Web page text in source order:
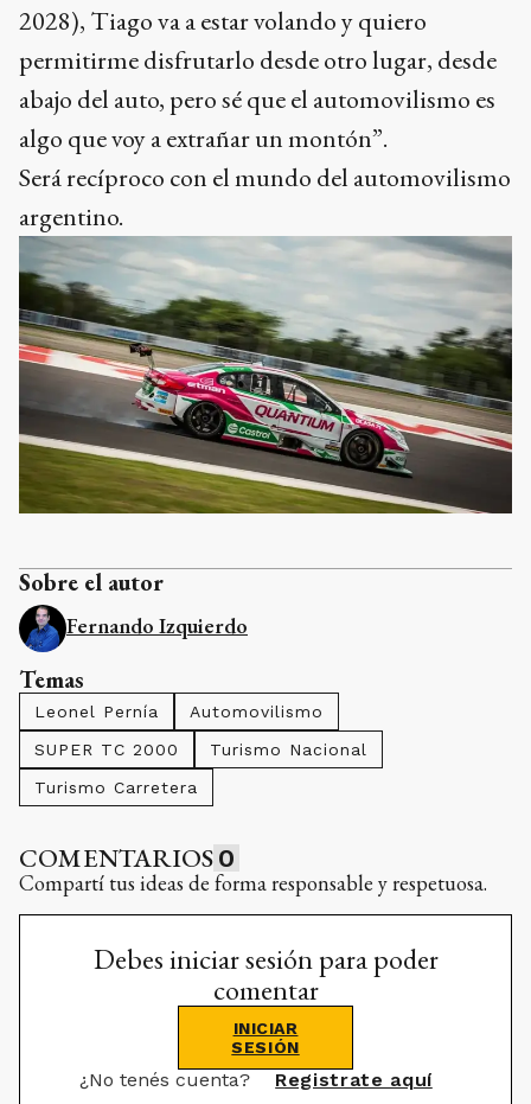
2028), Tiago va a estar volando y quiero
permitirme disfrutarlo desde otro lugar, desde
abajo del auto, pero sé que el automovilismo es
algo que voy a extrañar un montón”.
Será recíproco con el mundo del automovilismo
argentino.
Sobre el autor
Fernando Izquierdo
Temas
Leonel Pernía
Automovilismo
SUPER TC 2000
Turismo Nacional
Turismo Carretera
COMENTARIOS 0
Compartí tus ideas de forma responsable y respetuosa.
Debes iniciar sesión para poder
comentar
INICIAR
SESIÓN
¿No tenés cuenta? Registrate aquí